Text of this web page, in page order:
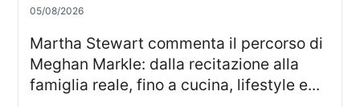
05/08/2026
Martha Stewart commenta il percorso di
Meghan Markle: dalla recitazione alla
famiglia reale, fino a cucina, lifestyle e...